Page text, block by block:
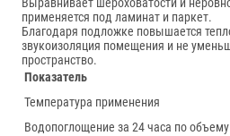
Выравнивает шероховатости и
применяется под ламинат и паркет.
Благодаря подложке повышается
звукоизоляция помещения и не
пространство.
Показатель
Температура применения
Водопоглощение за 24 часа по объему